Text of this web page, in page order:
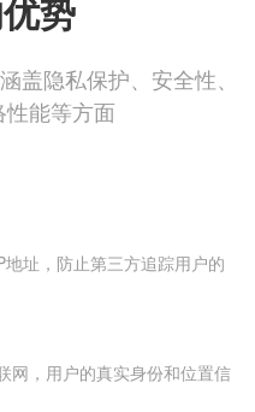
势
盖隐私保护、安全性、
能等方面
址，防止第三方追踪用户的
网，用户的真实身份和位置信